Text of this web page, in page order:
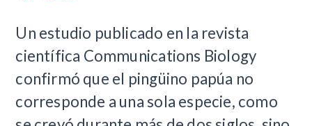
Un estudio publicado en la revista
científica Communications Biology
confirmó que el pingüino papúa no
corresponde a una sola especie, como